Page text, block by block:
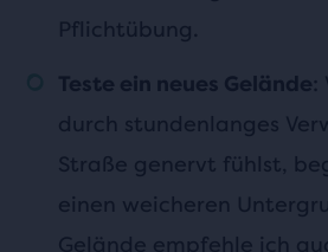
Pflichtübung.
Teste ein neues Gelände:
durch stundenlanges
Straße genervt fühlst,
einen weicheren
Gelände empfehle ich